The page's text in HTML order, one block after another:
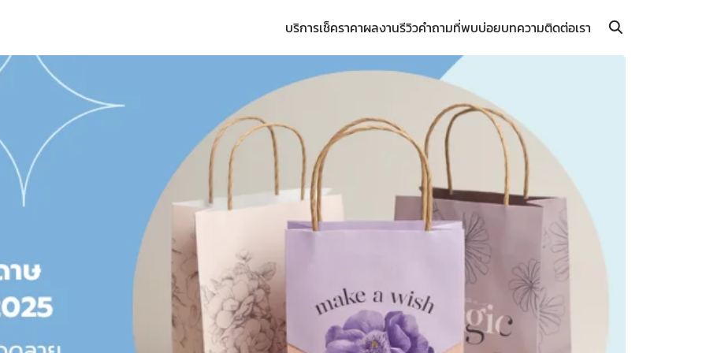
บริการเช็คราคาผลงานรีวิวคำถามที่พบบ่อยบทความติดต่อเรา